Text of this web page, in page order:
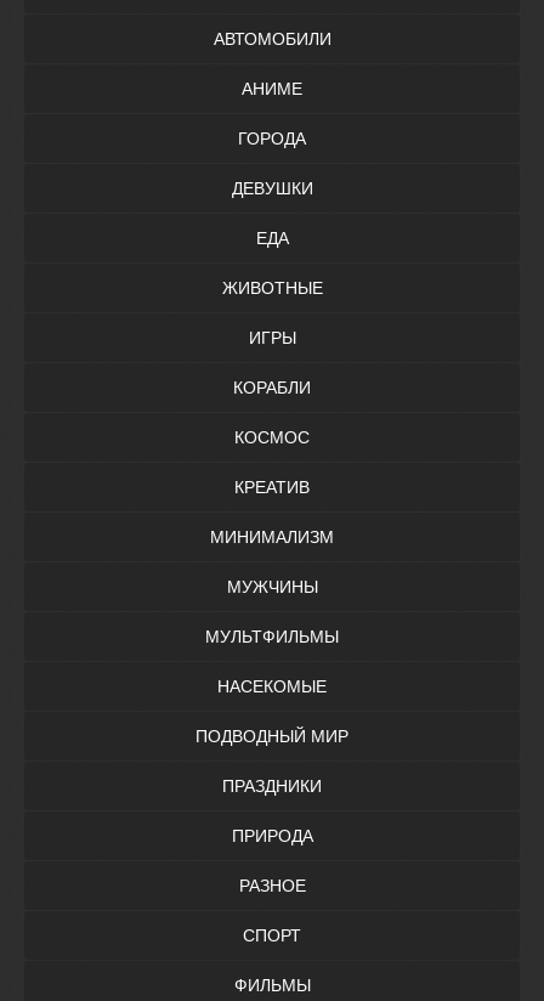
АВТОМОБИЛИ
АНИМЕ
ГОРОДА
ДЕВУШКИ
ЕДА
ЖИВОТНЫЕ
ИГРЫ
КОРАБЛИ
КОСМОС
КРЕАТИВ
МИНИМАЛИЗМ
МУЖЧИНЫ
МУЛЬТФИЛЬМЫ
НАСЕКОМЫЕ
ПОДВОДНЫЙ МИР
ПРАЗДНИКИ
ПРИРОДА
РАЗНОЕ
СПОРТ
ФИЛЬМЫ